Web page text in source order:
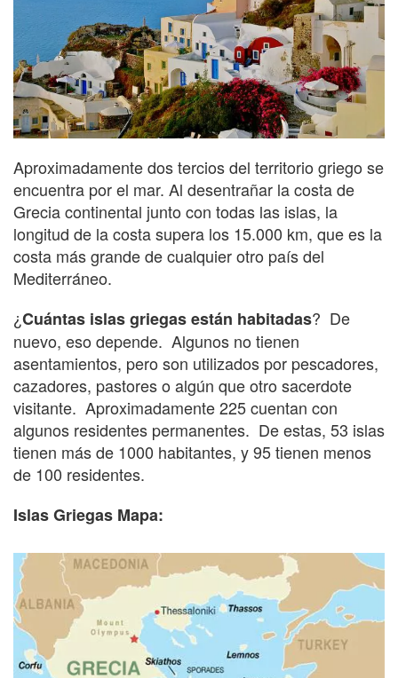
Aproximadamente dos tercios del territorio griego se
encuentra por el mar. Al desentrañar la costa de
Grecia continental junto con todas las islas, la
longitud de la costa supera los 15.000 km, que es la
costa más grande de cualquier otro país del
Mediterráneo.
¿Cuántas islas griegas están habitadas? De
nuevo, eso depende. Algunos no tienen
asentamientos, pero son utilizados por pescadores,
cazadores, pastores o algún que otro sacerdote
visitante. Aproximadamente 225 cuentan con
algunos residentes permanentes. De estas, 53 islas
tienen más de 1000 habitantes, y 95 tienen menos
de 100 residentes.
Islas Griegas Mapa: